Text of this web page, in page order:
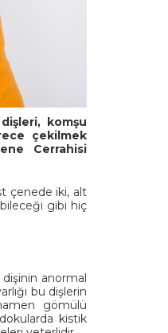
komşu
çekilmek
Cerrahisi
çenede iki, alt
gibi hiç
anormal
bu dişlerin
gömülü
kistik